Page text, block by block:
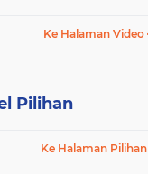
Ke Halaman Video
Pilihan
Ke Halaman Pilihan